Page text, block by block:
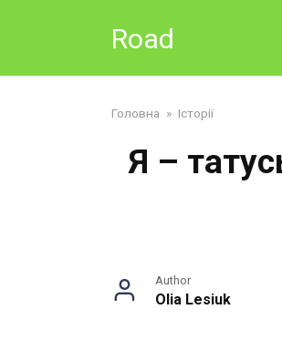
Road
Головна » Історії
Я –
Author
Olia Lesiuk